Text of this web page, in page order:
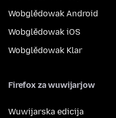
Wobglědowak Android
Wobglědowak iOS
Wobglědowak Klar
Firefox za wuwijarjow
Wuwijarska edicija